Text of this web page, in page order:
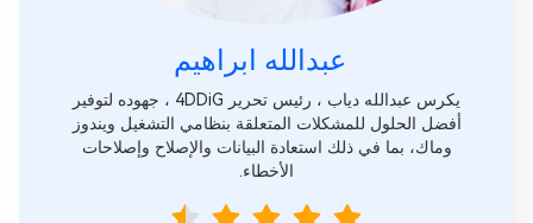
عبدالله ابراهيم‎
يكرس عبدالله دياب ، رئيس تحرير 4DDiG ، جهوده لتوفير
أفضل الحلول للمشكلات المتعلقة بنظامي التشغيل ويندوز
وماك، بما في ذلك استعادة البيانات والإصلاح وإصلاحات
الأخطاء.